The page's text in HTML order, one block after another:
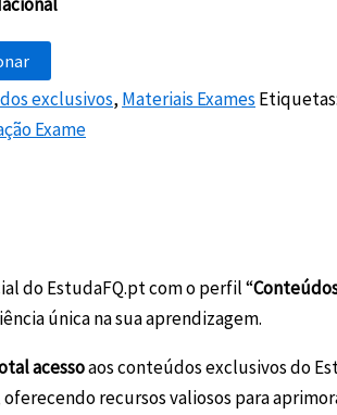
exclusivos, Materiais Exames Etiquetas:
Exame
do EstudaFQ.pt com o perfil “
única na sua aprendizagem.
acessoaos conteúdos exclusivos do
recursos valiosos para